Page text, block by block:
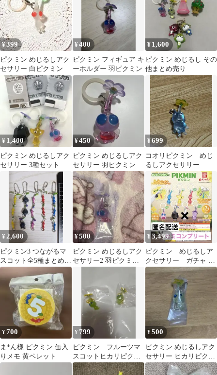
¥399
ピクミン めじるしアク
セサリー 白ピクミン
¥400
ピクミン フィギュア キ
ーホルダー 羽ピクミン
¥ 1,600
ピクミン めじるし その
他まとめ売り
¥ 1,400
ピクミン めじるしアク
セサリー 3種セット
¥450
ピクミン めじるしアク
セサリー 羽ピクミン
¥699
コオリピクミン めじ
るしアクセサリー
¥ 2,600
ピクミン3 つながるマ
スコット全5種まとめ売
り
¥500
ピクミン めじるしアク
セサリー2 羽ピクミン
¥3,499
ピクミン めじるしア
クセサリー ガチャ 6
種 セミコンプリート
セット
¥700
ま*ん様 ピクミン 缶入
りメモ 黄ペレット
¥ 799
ピクミン フルーツマ
スコットヒカリピクミ
ン
¥500
ピクミン めじるしアク
セサリー ヒカリピクミ
ン ②